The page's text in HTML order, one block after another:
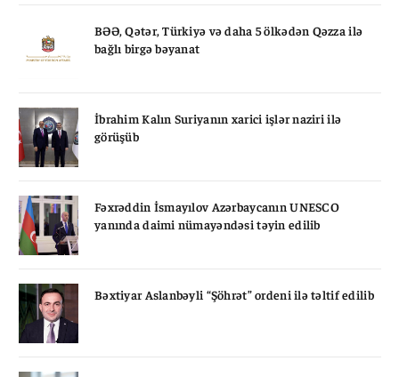
BƏƏ, Qətər, Türkiyə və daha 5 ölkədən Qəzza ilə
bağlı birgə bəyanat
İbrahim Kalın Suriyanın xarici işlər naziri ilə
görüşüb
Fəxrəddin İsmayılov Azərbaycanın UNESCO
yanında daimi nümayəndəsi təyin edilib
Bəxtiyar Aslanbəyli “Şöhrət” ordeni ilə təltif edilib